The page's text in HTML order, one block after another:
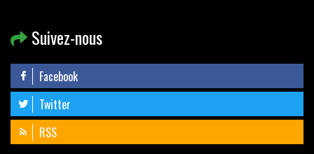
Suivez-nous
Facebook
Twitter
RSS